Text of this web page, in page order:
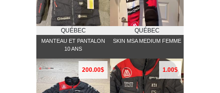
QUÉBEC
MANTEAU ET PANTALON
10 ANS
QUÉBEC
SKIN MSA MEDIUM FEMME
200.00$ 1.00$